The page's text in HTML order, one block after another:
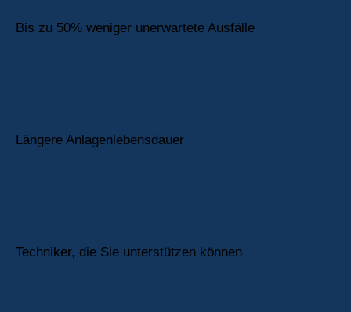
Bis zu 50% weniger unerwartete Ausfälle
Längere Anlagenlebensdauer
Techniker, die Sie unterstützen können